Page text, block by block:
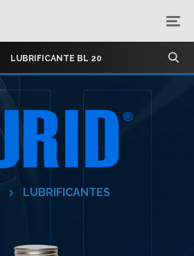
LUBRIFICANTE BL 20
LUBRIFICANTES